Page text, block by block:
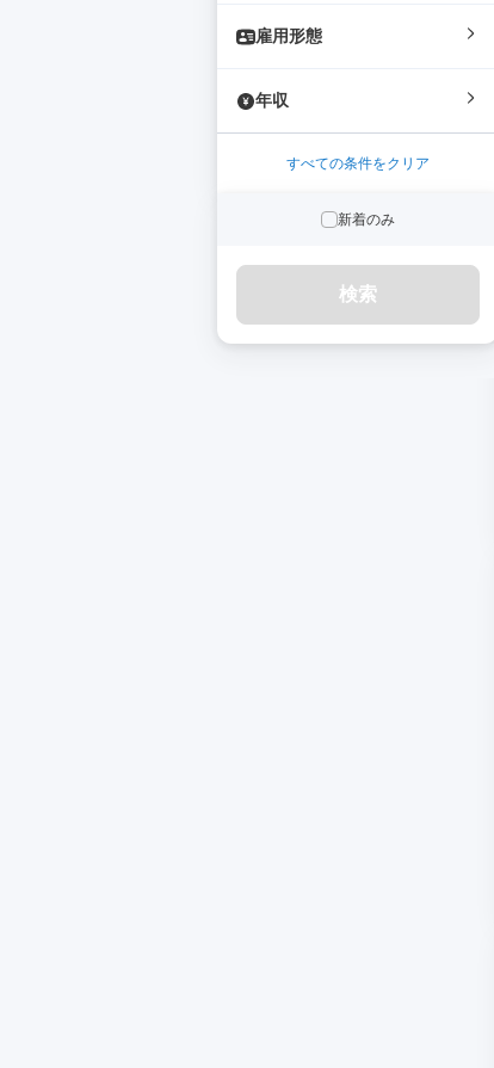
雇用形態
年収
すべての条件をクリア
新着のみ
検索